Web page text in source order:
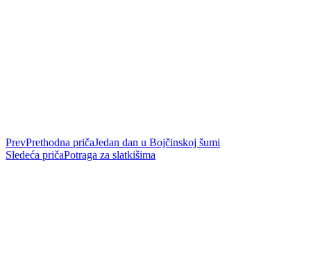
PrevPrethodna pričaJedan dan u Bojčinskoj šumi
Sledeća pričaPotraga za slatkišima